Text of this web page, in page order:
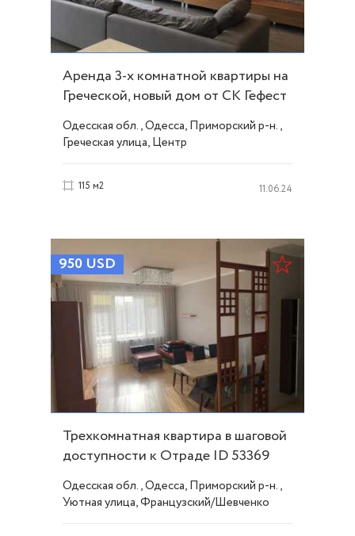
Аренда 3-х комнатной квартиры на
Греческой, новый дом от СК Гефест
ID 29002
Одесская обл., Одесса, Приморский р-н.,
Греческая улица, Центр
115 м2 11.06.24
950 USD
Трехкомнатная квартира в шаговой
доступности к Отраде ID 53369
Одесская обл., Одесса, Приморский р-н.,
Уютная улица, Французский/Шевченко